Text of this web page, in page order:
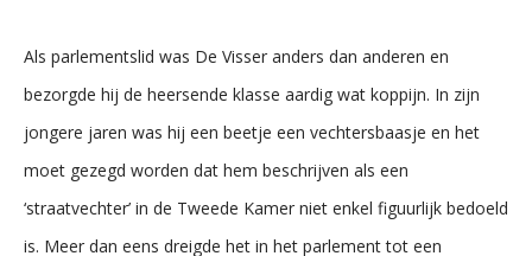
Als parlementslid was De Visser anders dan anderen en
bezorgde hij de heersende klasse aardig wat koppijn. In zijn
jongere jaren was hij een beetje een vechtersbaasje en het
moet gezegd worden dat hem beschrijven als een
‘straatvechter’ in de Tweede Kamer niet enkel figuurlijk bedoeld
is. Meer dan eens dreigde het in het parlement tot een